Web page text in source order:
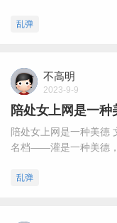
乱弹
不高明
2023-9-9
陪处女上网是一种
陪处女上网是一种美德
名档——灌是一种美德，
乱弹